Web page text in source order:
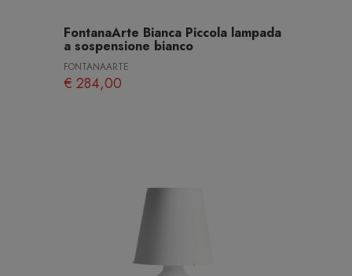
FontanaArte Bianca Piccola lampada
a sospensione bianco
FONTANAARTE
€ 284,00